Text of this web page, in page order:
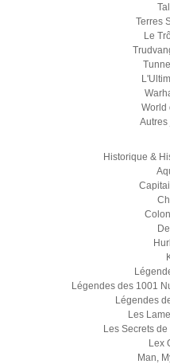
Terres
Le
World
Autres
Historique &
Légendes des 1001
Légendes
Les
Les Secrets
Lex
Man,